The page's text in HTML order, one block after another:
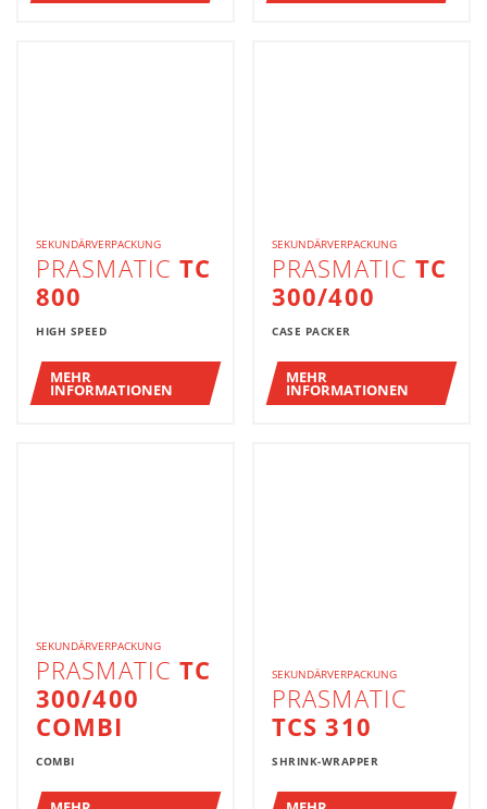
SEKUNDÄRVERPACKUNG
PRASMATICTC
800
HIGH SPEED
MEHR
INFORMATIONEN
SEKUNDÄRVERPACKUNG
PRASMATICTC
300/400
CASE PACKER
MEHR
INFORMATIONEN
SEKUNDÄRVERPACKUNG
PRASMATICTC
300/400
COMBI
COMBI
SEKUNDÄRVERPACKUNG
PRASMATIC
TCS 310
SHRINK-WRAPPER